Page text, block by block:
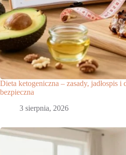
Dieta ketogeniczna – zasady, jadłospis i
bezpieczna
3 sierpnia, 2026